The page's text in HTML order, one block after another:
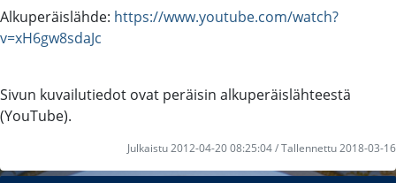
Alkuperäislähde: https://www.youtube.com/watch?
v=xH6gw8sdaJc
Sivun kuvailutiedot ovat peräisin alkuperäislähteestä
(YouTube).
Julkaistu 2012-04-20 08:25:04 / Tallennettu 2018-03-16